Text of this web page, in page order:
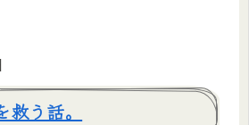
う話。